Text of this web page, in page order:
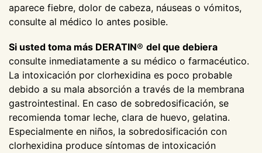
aparece fiebre, dolor de cabeza, náuseas o vómitos,
consulte al médico lo antes posible.
Si usted toma más DERATIN® del que debiera
consulte inmediatamente a su médico o farmacéutico.
La intoxicación por clorhexidina es poco probable
debido a su mala absorción a través de la membrana
gastrointestinal. En caso de sobredosificación, se
recomienda tomar leche, clara de huevo, gelatina.
Especialmente en niños, la sobredosificación con
clorhexidina produce síntomas de intoxicación